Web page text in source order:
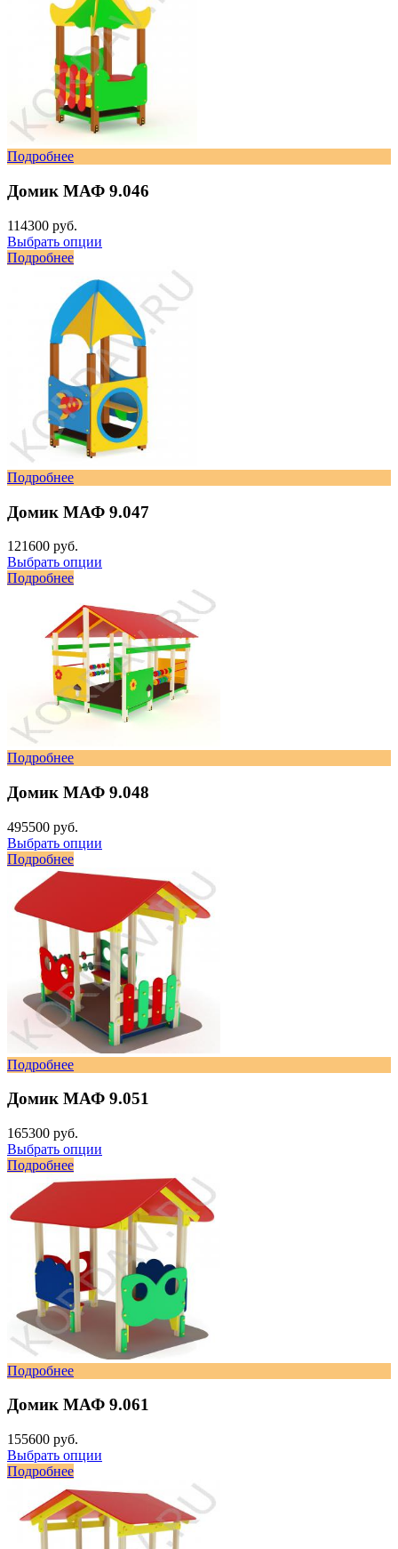
Подробнее
Домик МАФ 9.046
114300 руб.
Выбрать опции
Подробнее
Подробнее
Домик МАФ 9.047
121600 руб.
Выбрать опции
Подробнее
Подробнее
Домик МАФ 9.048
495500 руб.
Выбрать опции
Подробнее
Подробнее
Домик МАФ 9.051
165300 руб.
Выбрать опции
Подробнее
Подробнее
Домик МАФ 9.061
155600 руб.
Выбрать опции
Подробнее